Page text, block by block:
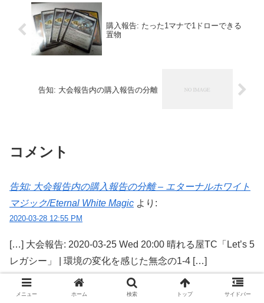
購入報告: たった1マナで1ドローできる
置物
告知: 大会報告内の購入報告の分離
コメント
告知: 大会報告内の購入報告の分離 – エターナルホワイト
マジック/Eternal White Magic より:
2020-03-28 12:55 PM
[…] 大会報告: 2020-03-25 Wed 20:00 晴れる屋TC「Let’s 5
レガシー」 | 環境の変化を感じた無念の1-4 […]
返信
メニュー ホーム 検索 トップ サイドバー